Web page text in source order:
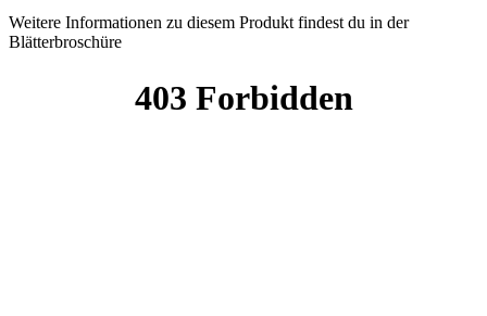
Weitere Informationen zu diesem Produkt findest du in der
Blätterbroschüre